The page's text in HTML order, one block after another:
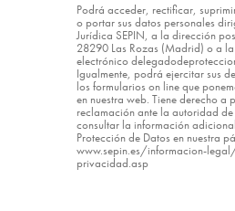
Podrá acceder, rectificar,
o portar sus datos personales
Jurídica SEPIN, a la dirección
28290 Las Rozas (Madrid) o a
electrónico
Igualmente, podrá ejercitar sus
los formularios on line que
en nuestra web. Tiene derecho a
reclamación ante la autoridad
consultar la información
Protección de Datos en nuestra
www.sepin.es/informacion-
privacidad.asp